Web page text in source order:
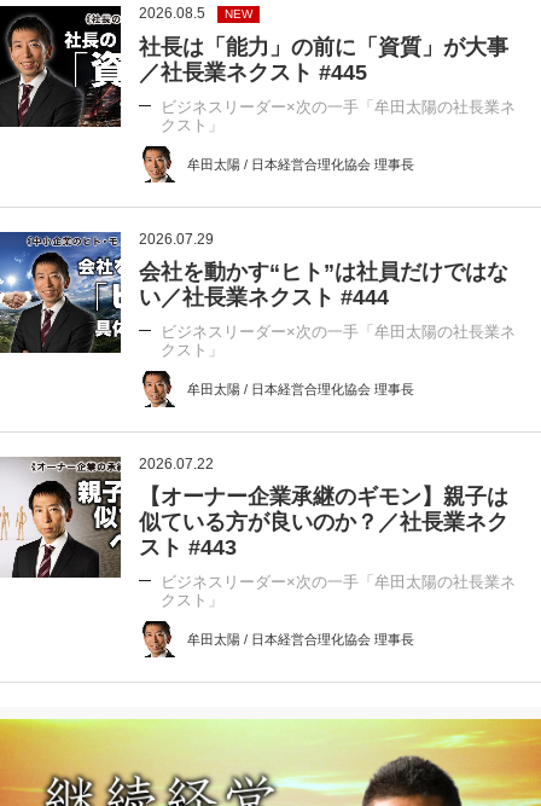
2026.08.5 NEW
社長は「能力」の前に「資質」が大事
／社長業ネクスト #445
ビジネスリーダー×次の一手「牟田太陽の社長業ネ
クスト」
牟田太陽 / 日本経営合理化協会 理事長
2026.07.29
会社を動かす“ヒト”は社員だけではな
い／社長業ネクスト #444
ビジネスリーダー×次の一手「牟田太陽の社長業ネ
クスト」
牟田太陽 / 日本経営合理化協会 理事長
2026.07.22
【オーナー企業承継のギモン】親子は
似ている方が良いのか？／社長業ネク
スト #443
ビジネスリーダー×次の一手「牟田太陽の社長業ネ
クスト」
牟田太陽 / 日本経営合理化協会 理事長